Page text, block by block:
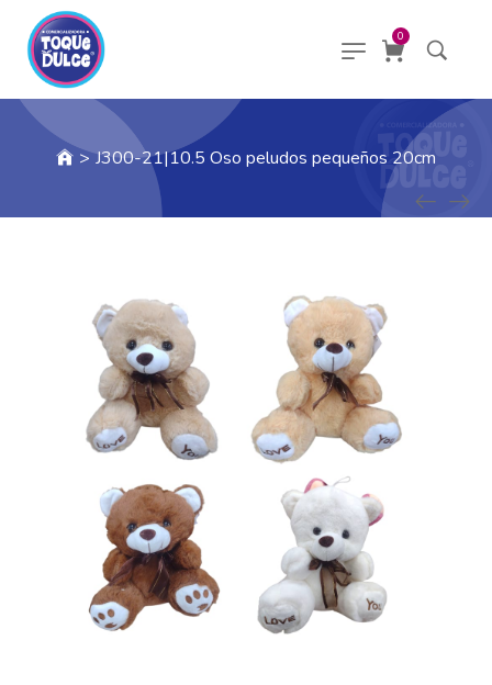
0
> J300-21|10.5 Oso peludos pequeños 20cm